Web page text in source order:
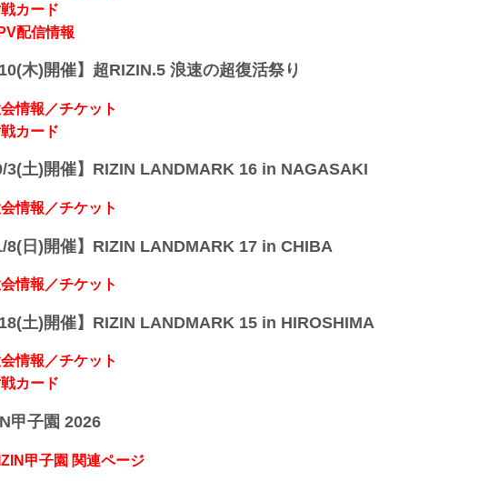
カード
配信情報
10(木)開催】超RIZIN.5 浪速の超復活祭り
情報／チケット
カード
3(土)開催】RIZIN LANDMARK 16 in NAGASAKI
情報／チケット
8(日)開催】RIZIN LANDMARK 17 in CHIBA
情報／チケット
18(土)開催】RIZIN LANDMARK 15 in HIROSHIMA
情報／チケット
カード
甲子園 2026
甲子園 関連ページ